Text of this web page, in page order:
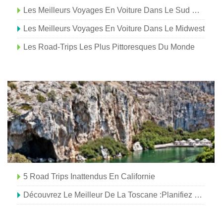
Les Meilleurs Voyages En Voiture Dans Le Sud Des États-Unis
Les Meilleurs Voyages En Voiture Dans Le Midwest
Les Road-Trips Les Plus Pittoresques Du Monde
5 Road Trips Inattendus En Californie
Découvrez Le Meilleur De La Toscane :planifiez Un Road Trip Inoubliable